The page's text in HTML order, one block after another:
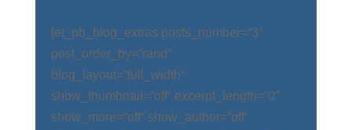
[et_pb_blog_extras posts_number=“3″
post_order_by=“rand“
blog_layout=“full_width“
show_thumbnail=“off“ excerpt_length=“0″
show_more=“off“ show_author=“off“